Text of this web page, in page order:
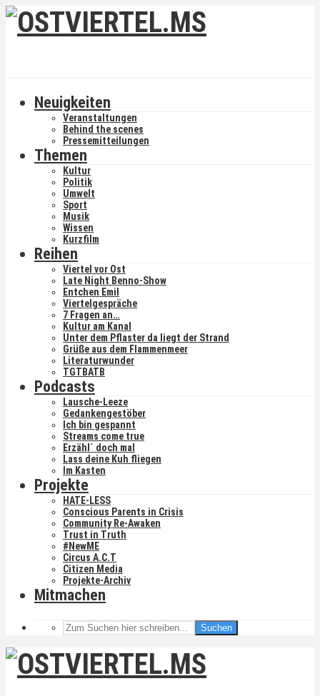
Neuigkeiten
Veranstaltungen
Behind the scenes
Pressemitteilungen
Themen
Kultur
Politik
Umwelt
Sport
Musik
Wissen
Kurzfilm
Reihen
Viertel vor Ost
Late Night Benno-Show
Entchen Emil
Viertelgespräche
7 Fragen an…
Kultur am Kanal
Unter dem Pflaster da liegt der Strand
Grüße aus dem Flammenmeer
Literaturwunder
TGTBATB
Podcasts
Lausche-Leeze
Gedankengestöber
Ich bin gespannt
Streams come true
Erzähl´ doch mal
Lass deine Kuh fliegen
Im Kasten
Projekte
HATE-LESS
Conscious Parents in Crisis
Community Re-Awaken
Trust in Truth
#NewME
Circus A.C.T
Citizen Media
Projekte-Archiv
Mitmachen
Suchen